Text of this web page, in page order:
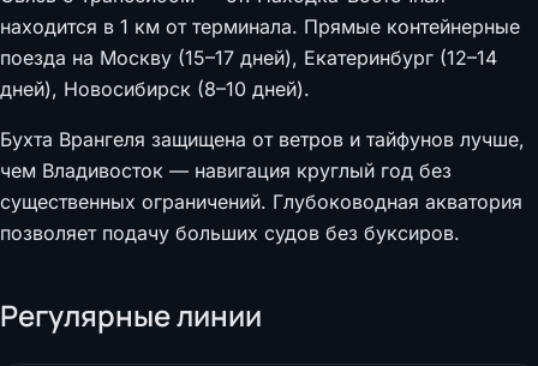
находится в 1 км от терминала. Прямые контейнерные
поезда на Москву (15–17 дней), Екатеринбург (12–14
дней), Новосибирск (8–10 дней).
Бухта Врангеля защищена от ветров и тайфунов лучше,
чем Владивосток — навигация круглый год без
существенных ограничений. Глубоководная акватория
позволяет подачу больших судов без буксиров.
Регулярные линии